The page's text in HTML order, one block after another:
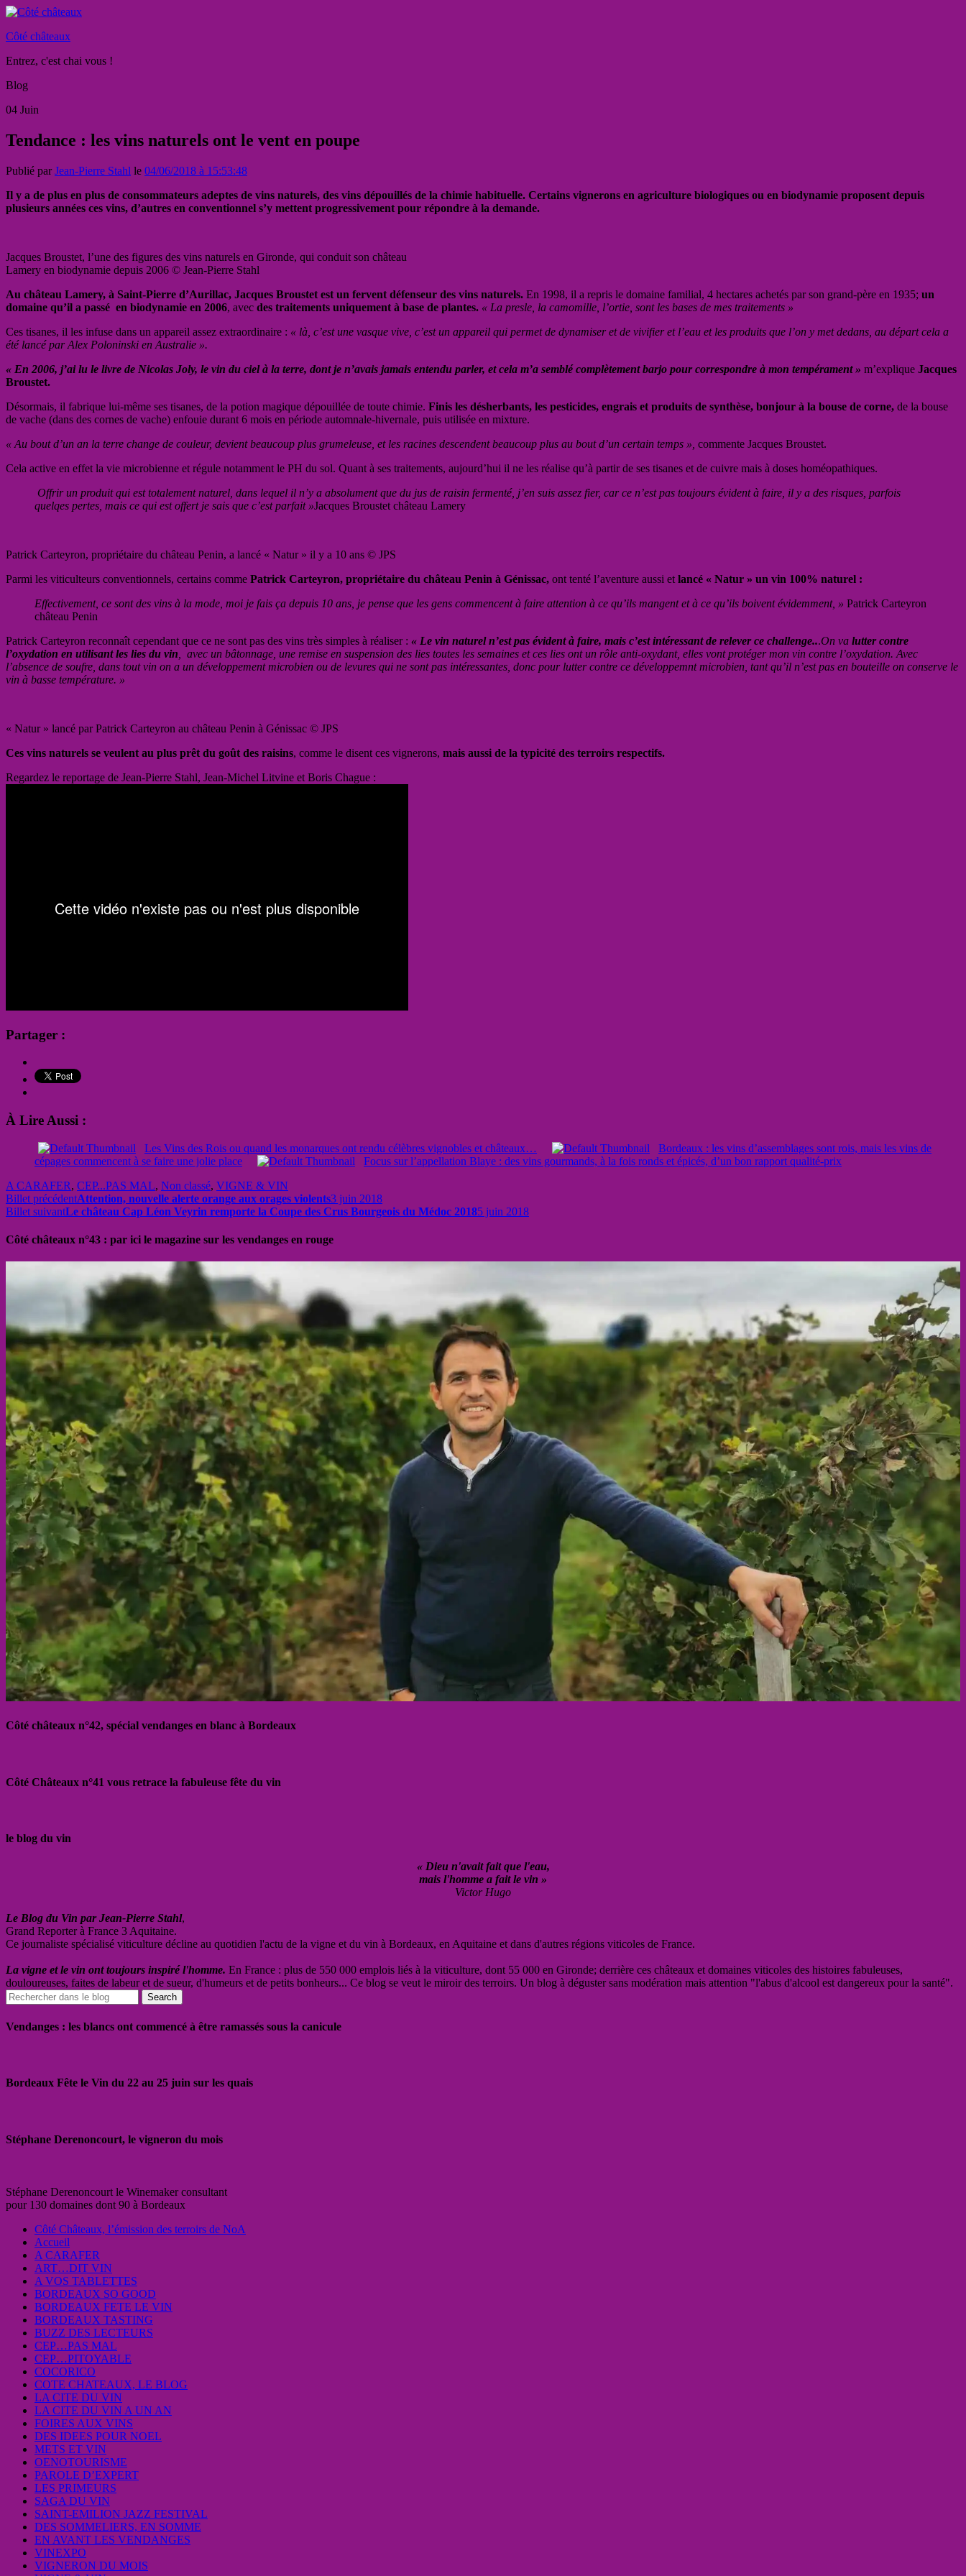
Côté châteaux
Entrez, c'est chai vous !
Blog
04 Juin
Tendance : les vins naturels ont le vent en poupe
Publié parJean-Pierre Stahl le 04/06/2018 à 15:53:48
Il y a de plus en plus de consommateurs adeptes de vins naturels, des vins dépouillés de la chimie habituelle. Certains vignerons en agriculture biologiques ou en biodynamie proposent depuis
plusieurs années ces vins, d’autres en conventionnel s’y mettent progressivement pour répondre à la demande.
Jacques Broustet, l’une des figures des vins naturels en Gironde, qui conduit son château
Lamery en biodynamie depuis 2006 © Jean-Pierre Stahl
Au château Lamery, à Saint-Pierre d’Aurillac, Jacques Broustet est un fervent défenseur des vins naturels. En 1998, il a repris le domaine familial, 4 hectares achetés par son grand-père en 1935; un
domaine qu’il a passé en biodynamie en 2006, avec des traitements uniquement à base de plantes. « La presle, la camomille, l’ortie, sont les bases de mes traitements »
Ces tisanes, il les infuse dans un appareil assez extraordinaire : « là, c’est une vasque vive, c’est un appareil qui permet de dynamiser et de vivifier et l’eau et les produits que l’on y met dedans, au départ cela a
été lancé par Alex Poloninski en Australie ».
« En 2006, j’ai lu le livre de Nicolas Joly, le vin du ciel à la terre, dont je n’avais jamais entendu parler, et cela m’a semblé complètement barjo pour correspondre à mon tempérament » m’explique Jacques
Broustet.
Désormais, il fabrique lui-même ses tisanes, de la potion magique dépouillée de toute chimie. Finis les désherbants, les pesticides, engrais et produits de synthèse, bonjour à la bouse de corne, de la bouse
de vache (dans des cornes de vache) enfouie durant 6 mois en période automnale-hivernale, puis utilisée en mixture.
« Au bout d’un an la terre change de couleur, devient beaucoup plus grumeleuse, et les racines descendent beaucoup plus au bout d’un certain temps », commente Jacques Broustet.
Cela active en effet la vie microbienne et régule notamment le PH du sol. Quant à ses traitements, aujourd’hui il ne les réalise qu’à partir de ses tisanes et de cuivre mais à doses homéopathiques.
Offrir un produit qui est totalement naturel, dans lequel il n’y a absolument que du jus de raisin fermenté, j’en suis assez fier, car ce n’est pas toujours évident à faire, il y a des risques, parfois
quelqes pertes, mais ce qui est offert je sais que c’est parfait »Jacques Broustet château Lamery
Patrick Carteyron, propriétaire du château Penin, a lancé « Natur » il y a 10 ans © JPS
Parmi les viticulteurs conventionnels, certains comme Patrick Carteyron, propriétaire du château Penin à Génissac, ont tenté l’aventure aussi et lancé « Natur » un vin 100% naturel :
Effectivement, ce sont des vins à la mode, moi je fais ça depuis 10 ans, je pense que les gens commencent à faire attention à ce qu’ils mangent et à ce qu’ils boivent évidemment, » Patrick Carteyron
château Penin
Patrick Carteyron reconnaît cependant que ce ne sont pas des vins très simples à réaliser : « Le vin naturel n’est pas évident à faire, mais c’est intéressant de relever ce challenge...On va lutter contre
l’oxydation en utilisant les lies du vin , avec un bâtonnage, une remise en suspension des lies toutes les semaines et ces lies ont un rôle anti-oxydant, elles vont protéger mon vin contre l’oxydation. Avec
l’absence de soufre, dans tout vin on a un développement microbien ou de levures qui ne sont pas intéressantes, donc pour lutter contre ce développemnt microbien, tant qu’il n’est pas en bouteille on conserve le
vin à basse température. »
« Natur » lancé par Patrick Carteyron au château Penin à Génissac © JPS
Ces vins naturels se veulent au plus prêt du goût des raisins, comme le disent ces vignerons, mais aussi de la typicité des terroirs respectifs.
Regardez le reportage de Jean-Pierre Stahl, Jean-Michel Litvine et Boris Chague :
Partager :
À Lire Aussi :
Les Vins des Rois ou quand les monarques ont rendu célèbres vignobles et châteaux…
Bordeaux : les vins d’assemblages sont rois, mais les vins de
cépages commencent à se faire une jolie place
Focus sur l’appellation Blaye : des vins gourmands, à la fois ronds et épicés, d’un bon rapport qualité-prix
A CARAFER, CEP...PAS MAL, Non classé, VIGNE & VIN
Billet précédentAttention, nouvelle alerte orange aux orages violents3 juin 2018
Billet suivantLe château Cap Léon Veyrin remporte la Coupe des Crus Bourgeois du Médoc 20185 juin 2018
Côté châteaux n°43 : par ici le magazine sur les vendanges en rouge
Côté châteaux n°42, spécial vendanges en blanc à Bordeaux
Côté Châteaux n°41 vous retrace la fabuleuse fête du vin
le blog du vin
« Dieu n'avait fait que l'eau,
mais l'homme a fait le vin »
Victor Hugo
Le Blog du Vin par Jean-Pierre Stahl,
Grand Reporter à France 3 Aquitaine.
Ce journaliste spécialisé viticulture décline au quotidien l'actu de la vigne et du vin à Bordeaux, en Aquitaine et dans d'autres régions viticoles de France.
La vigne et le vin ont toujours inspiré l'homme. En France : plus de 550 000 emplois liés à la viticulture, dont 55 000 en Gironde; derrière ces châteaux et domaines viticoles des histoires fabuleuses,
douloureuses, faites de labeur et de sueur, d'humeurs et de petits bonheurs... Ce blog se veut le miroir des terroirs. Un blog à déguster sans modération mais attention "l'abus d'alcool est dangereux pour la santé".
Vendanges : les blancs ont commencé à être ramassés sous la canicule
Bordeaux Fête le Vin du 22 au 25 juin sur les quais
Stéphane Derenoncourt, le vigneron du mois
Stéphane Derenoncourt le Winemaker consultant
pour 130 domaines dont 90 à Bordeaux
Côté Châteaux, l’émission des terroirs de NoA
Accueil
A CARAFER
ART…DIT VIN
A VOS TABLETTES
BORDEAUX SO GOOD
BORDEAUX FETE LE VIN
BORDEAUX TASTING
BUZZ DES LECTEURS
CEP…PAS MAL
CEP…PITOYABLE
COCORICO
COTE CHATEAUX, LE BLOG
LA CITE DU VIN
LA CITE DU VIN A UN AN
FOIRES AUX VINS
DES IDEES POUR NOEL
METS ET VIN
OENOTOURISME
PAROLE D’EXPERT
LES PRIMEURS
SAGA DU VIN
SAINT-EMILION JAZZ FESTIVAL
DES SOMMELIERS, EN SOMME
EN AVANT LES VENDANGES
VINEXPO
VIGNERON DU MOIS